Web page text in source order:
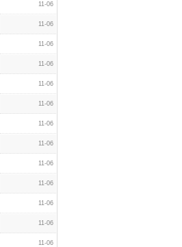
11-06
11-06
11-06
11-06
11-06
11-06
11-06
11-06
11-06
11-06
11-06
11-06
11-06